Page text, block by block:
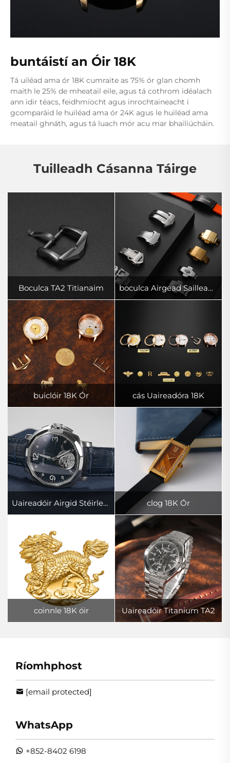
buntáistí an Óir 18K
Tá uiléad ama ór 18K cumraite as 75% ór glan chomh
maith le 25% de mheatail eile, agus tá cothrom idéalach
ann idir téacs, feidhmíocht agus inrochtaineacht i
gcomparáid le huiléad ama ór 24K agus le huiléad ama
meatail ghnáth, agus tá luach mór acu mar bhailiúcháin.
Tuilleadh Cásanna Táirge
Boculca TA2 Titianaim boculca Airgead Sailleadáin 316L
buiclóir 18K Ór cás Uaireadóra 18K
Uaireadóir Airgid Stéirleach clog 18K Ór
coinnle 18K óir Uaireadóir Titanium TA2
Ríomhphost
[email protected]
WhatsApp
+852-8402 6198